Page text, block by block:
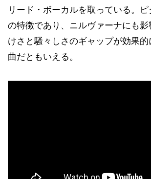
リード・ボーカルを取っている。
の特徴であり、ニルヴァーナにも
けさと騒々しさのギャップが効果
曲だともいえる。